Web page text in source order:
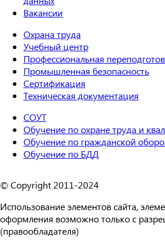
Вакансии
Охрана труда
Учебный центр
Профессиональная
Промышленная безопасность
Сертификация
Техническая документация
СОУТ
Обучение по охране труда и
Обучение по гражданской
Обучение по БДД
© Copyright 2011-2024
Использование элементов сайта,
оформления возможно только с
(правообладателя)